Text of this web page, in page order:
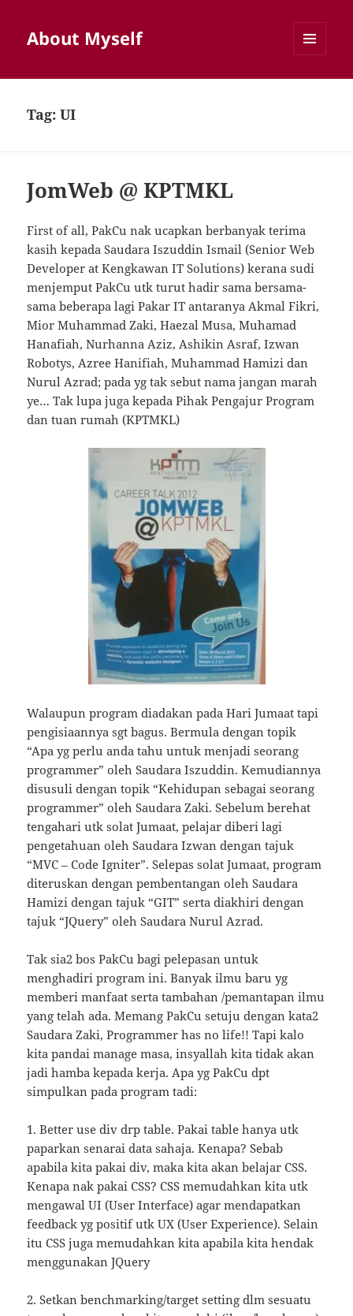
About Myself
Tag:UI
JomWeb @ KPTMKL
First of all, PakCu nak ucapkan berbanyak terima
kasih kepada Saudara Iszuddin Ismail (Senior Web
Developer at Kengkawan IT Solutions) kerana sudi
menjemput PakCu utk turut hadir sama bersama-
sama beberapa lagi Pakar IT antaranya Akmal Fikri,
Mior Muhammad Zaki, Haezal Musa, Muhamad
Hanafiah, Nurhanna Aziz, Ashikin Asraf, Izwan
Robotys, Azree Hanifiah, Muhammad Hamizi dan
Nurul Azrad; pada yg tak sebut nama jangan marah
ye… Tak lupa juga kepada Pihak Pengajur Program
dan tuan rumah (KPTMKL)
Walaupun program diadakan pada Hari Jumaat tapi
pengisiaannya sgt bagus. Bermula dengan topik
“Apa yg perlu anda tahu untuk menjadi seorang
programmer” oleh Saudara Iszuddin. Kemudiannya
disusuli dengan topik “Kehidupan sebagai seorang
programmer” oleh Saudara Zaki. Sebelum berehat
tengahari utk solat Jumaat, pelajar diberi lagi
pengetahuan oleh Saudara Izwan dengan tajuk
“MVC – Code Igniter”. Selepas solat Jumaat, program
diteruskan dengan pembentangan oleh Saudara
Hamizi dengan tajuk “GIT” serta diakhiri dengan
tajuk “JQuery” oleh Saudara Nurul Azrad.
Tak sia2 bos PakCu bagi pelepasan untuk
menghadiri program ini. Banyak ilmu baru yg
memberi manfaat serta tambahan /pemantapan ilmu
yang telah ada. Memang PakCu setuju dengan kata2
Saudara Zaki, Programmer has no life!! Tapi kalo
kita pandai manage masa, insyallah kita tidak akan
jadi hamba kepada kerja. Apa yg PakCu dpt
simpulkan pada program tadi:
1. Better use div drp table. Pakai table hanya utk
paparkan senarai data sahaja. Kenapa? Sebab
apabila kita pakai div, maka kita akan belajar CSS.
Kenapa nak pakai CSS? CSS memudahkan kita utk
mengawal UI (User Interface) agar mendapatkan
feedback yg positif utk UX (User Experience). Selain
itu CSS juga memudahkan kita apabila kita hendak
menggunakan JQuery
2. Setkan benchmarking/target setting dlm sesuatu